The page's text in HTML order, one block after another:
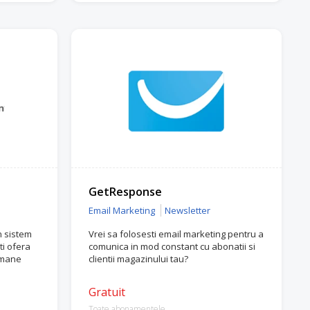
sistem
ofera
GetResponse
Email Marketing
Newsletter
Vrei sa folosesti email marketing pentru a
comunica in mod constant cu abonatii si
clientii magazinului tau?
Gratuit